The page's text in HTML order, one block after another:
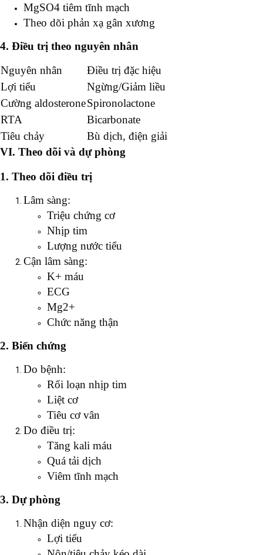
MgSO4 tiêm tĩnh mạch
Theo dõi phản xạ gân xương
4. Điều trị theo nguyên nhân
Nguyên nhân
Điều trị đặc hiệu
Lợi tiểu
Ngừng/Giảm liều
Cường aldosteroneSpironolactone
RTA
Bicarbonate
Tiêu chảy
Bù dịch, điện giải
VI. Theo dõi và dự phòng
1. Theo dõi điều trị
Lâm sàng:
Triệu chứng cơ
Nhịp tim
Lượng nước tiểu
Cận lâm sàng:
K+ máu
ECG
Mg2+
Chức năng thận
2. Biến chứng
Do bệnh:
Rối loạn nhịp tim
Liệt cơ
Tiêu cơ vân
Do điều trị:
Tăng kali máu
Quá tải dịch
Viêm tĩnh mạch
3. Dự phòng
Nhận diện nguy cơ:
Lợi tiểu